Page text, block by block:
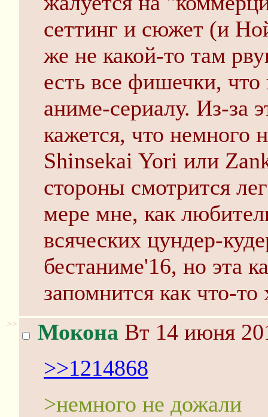
сеттинг и сюжет (и
же не какой-то там
есть все фишечки,
аниме-сериалу. Из-за
кажется, что немного
Shinsekai Yori или
стороны смотрится
мере мне, как
всяческих цундер-
бестаниме'16, но эта
запомнится как что-
>> Мокона Вт 14 июня
>>1214868
>немного не дожали